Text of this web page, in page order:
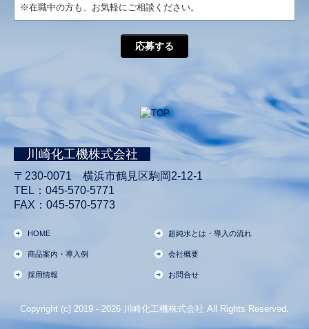
※在職中の方も、お気軽にご相談ください。
応募する
川崎化工機株式会社
〒230-0071 横浜市鶴見区駒岡2-12-1
TEL： 045-570-5771
FAX： 045-570-5773
HOME 超純水とは・導入の流れ
商品案内・導入例 会社概要
採用情報 お問合せ
Copyright (c) 2019 - 2026 川崎化工機株式会社 All Rights Reserved.